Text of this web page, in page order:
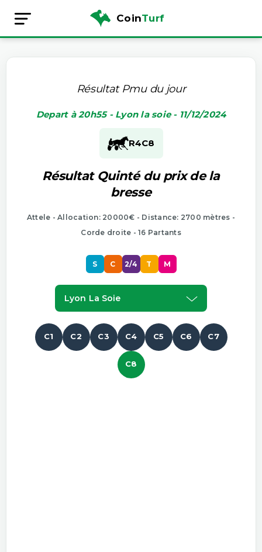
CoinTurf
Résultat Pmu du jour
Depart à 20h55 - Lyon la soie - 11/12/2024
R4C8
Résultat Quinté du prix de la
bresse
Attele - Allocation: 20000€ - Distance: 2700 mètres -
Corde droite - 16 Partants
S C 2/4 T M
Lyon La Soie
C1 C2 C3 C4 C5 C6 C7
C8